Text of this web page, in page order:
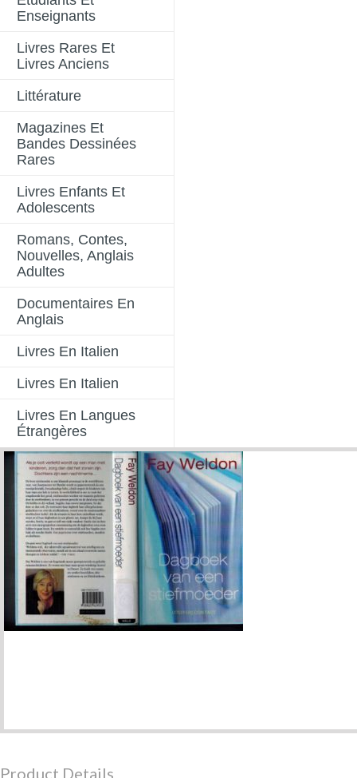
Enseignants
Livres Rares Et
Livres Anciens
Littérature
Magazines Et
Bandes Dessinées
Rares
Livres Enfants Et
Adolescents
Romans, Contes,
Nouvelles, Anglais
Adultes
Documentaires En
Anglais
Livres En Italien
Livres En Italien
Livres En Langues
Étrangères
Product Details